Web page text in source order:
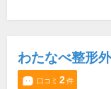
わたなべ整形
口コミ 2件